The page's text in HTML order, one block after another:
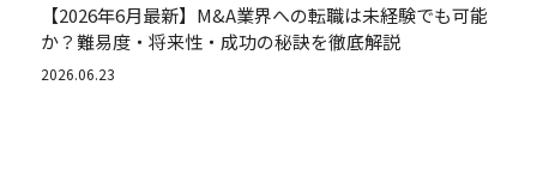
【2026年6月最新】M&A業界への転職は未経験でも可能
か？難易度・将来性・成功の秘訣を徹底解説
2026.06.23